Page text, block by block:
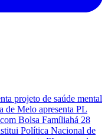
projeto de saúde mental
de Melo apresenta PL
Bolsa Famíliahá 28
Política Nacional de